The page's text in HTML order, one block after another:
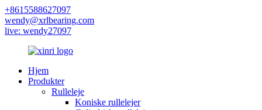
+8615588627097
wendy@xrlbearing.com
live: wendy27097
Hjem
Produkter
Rulleleje
Koniske rullelejer